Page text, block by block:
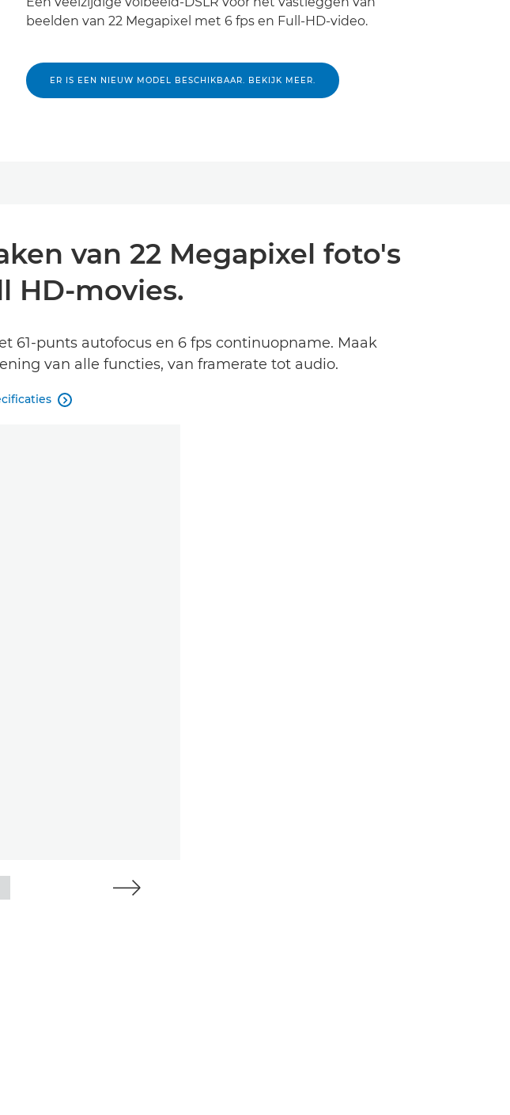
beelden van 22 Megapixel met 6 fps en Full-HD-video.
ER IS EEN NIEUW MODEL BESCHIKBAAR. BEKIJK MEER.
van 22 Megapixel foto's
HD-movies.
61-punts autofocus en 6 fps continuopname. Maak
van alle functies, van framerate tot audio.
